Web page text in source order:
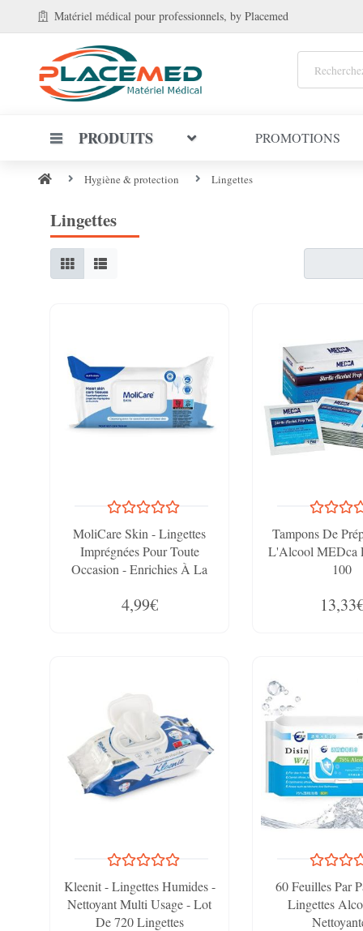
Matériel médical pour professionnels, by Placemed
PRODUITS PROMOTIONS
Hygiène & protection Lingettes
Lingettes
MoliCare Skin - Lingettes
Imprégnées Pour Toute
Occasion - Enrichies À La
Peau - Sachet De 50 Unités
4,99€
Tampons De
L'Alcool MEDca
100
Kleenit - Lingettes Humides -
Nettoyant Multi Usage - Lot
De 720 Lingettes
60 Feuilles Par
Lingettes